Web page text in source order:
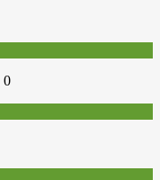
0